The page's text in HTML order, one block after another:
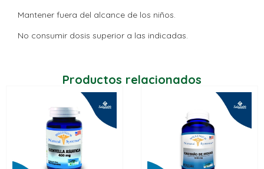
Mantener fuera del alcance de los niños.
No consumir dosis superior a las indicadas.
Productos relacionados